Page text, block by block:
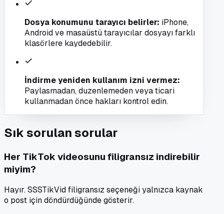
Dosya konumunu tarayıcı belirler: iPhone,
Android ve masaüstü tarayıcılar dosyayı farklı
klasörlere kaydedebilir.
İndirme yeniden kullanım izni vermez:
Paylasmadan, duzenlemeden veya ticari
kullanmadan önce hakları kontrol edin.
Sık sorulan sorular
Her TikTok videosunu filigransız indirebilir
miyim?
Hayır. SSSTikVid filigransız seçeneği yalnızca kaynak
o post için döndürdüğünde gösterir.